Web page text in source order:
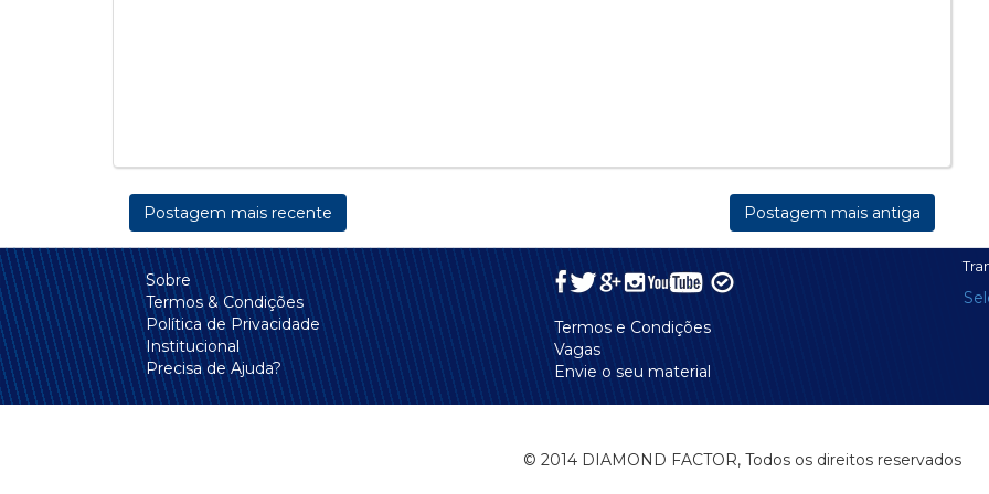
Postagem mais recente Postagem mais antiga
Sobre
Termos & Condições
Política de Privacidade
Institucional
Precisa de Ajuda?
Termos e Condições
Vagas
Envie o seu material
© 2014 DIAMOND FACTOR, Todos os direitos reservados